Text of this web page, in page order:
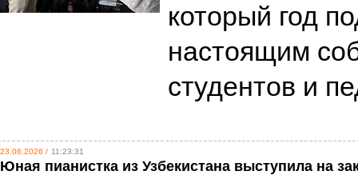
который год
настоящим
студентов и
23.06.2026 / 11:23:31
Юная пианистка из Узбекистана выступила на